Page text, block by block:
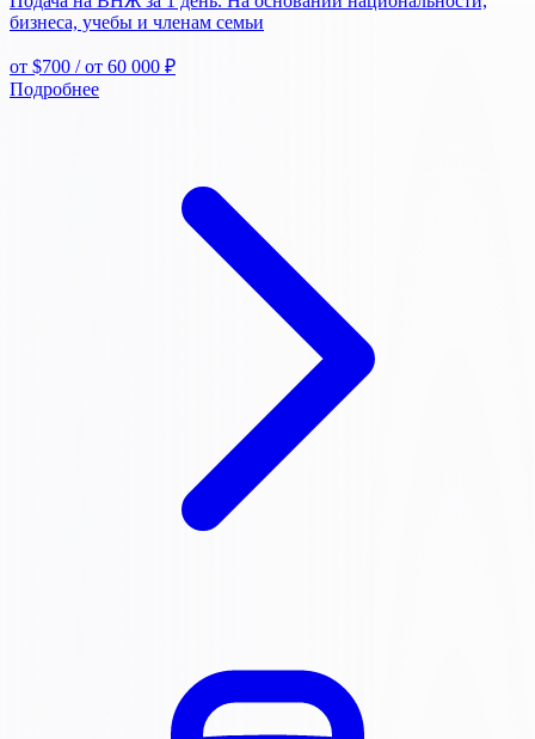
бизнеса, учебы и членам семьи
от $700 / от 60 000 ₽
Подробнее